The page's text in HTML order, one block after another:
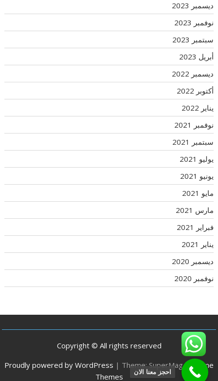
ديسمبر 2023
نوفمبر 2023
سبتمبر 2023
أبريل 2023
ديسمبر 2022
أكتوبر 2022
يناير 2022
نوفمبر 2021
سبتمبر 2021
يوليو 2021
يونيو 2021
مايو 2021
مارس 2021
فبراير 2021
يناير 2021
ديسمبر 2020
نوفمبر 2020
Copyright © All rights reserved
Proudly powered by WordPress | Theme: SuperMag by
Acme
Themes
احجز معنا الان